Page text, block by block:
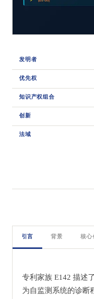
发明者
优先权
知识产权组合
创新
法域
引言 背景 核心
专利家族 E142 描述
为自监测系统的诊断